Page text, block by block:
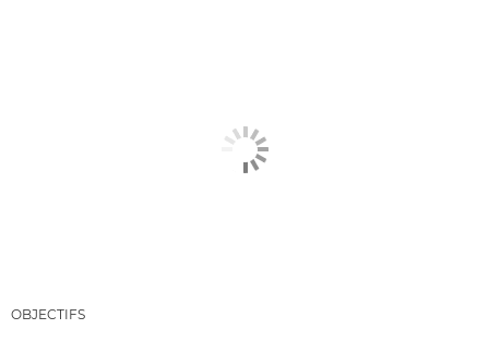
OBJECTIFS